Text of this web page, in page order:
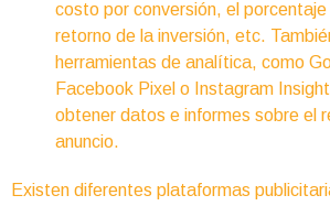
costo por conversión, el porcentaje
retorno de la inversión, etc.
herramientas de analítica, como
Facebook Pixel o Instagram
obtener datos e informes sobre el
anuncio.
Existen diferentes plataformas